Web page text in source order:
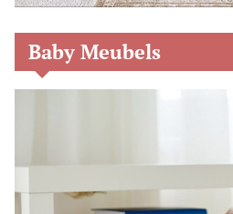
Baby Meubels